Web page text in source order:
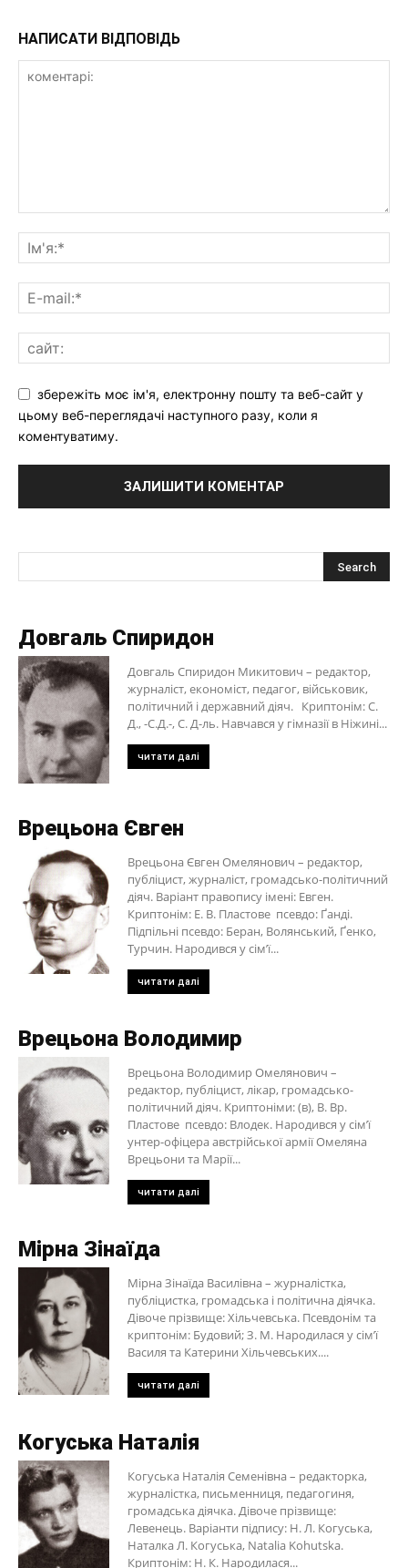
НАПИСАТИ ВІДПОВІДЬ
збережіть моє ім'я, електронну пошту та веб-сайт у
цьому веб-переглядачі наступного разу, коли я
коментуватиму.
Довгаль Спиридон
Довгаль Спиридон Микитович – редактор,
журналіст, економіст, педагог, військовик,
політичний і державний діяч. Криптонім: С.
Д., -С.Д.-, С. Д-ль. Навчався у гімназії в Ніжині...
читати далі
Врецьона Євген
Врецьона Євген Омелянович – редактор,
публіцист, журналіст, громадсько-політичний
діяч. Варіант правопису імені: Евген.
Криптонім: Е. В. Пластове псевдо: Ґанді.
Підпільні псевдо: Беран, Волянський, Ґенко,
Турчин. Народився у сім’ї...
читати далі
Врецьона Володимир
Врецьона Володимир Омелянович –
редактор, публіцист, лікар, громадсько-
політичний діяч. Криптоніми: (в), В. Вр.
Пластове псевдо: Влодек. Народився у сім’ї
унтер-офіцера австрійської армії Омеляна
Врецьони та Марії...
читати далі
Мірна Зінаїда
Мірна Зінаїда Василівна – журналістка,
публіцистка, громадська і політична діячка.
Дівоче прізвище: Хільчевська. Псевдонім та
криптонім: Будовий; З. М. Народилася у сім’ї
Василя та Катерини Хільчевських....
читати далі
Когуська Наталія
Когуська Наталія Семенівна – редакторка,
журналістка, письменниця, педагогиня,
громадська діячка. Дівоче прізвище:
Левенець. Варіанти підпису: Н. Л. Когуська,
Наталка Л. Когуська, Natalia Kohutska.
Криптонім: Н. К. Народилася...